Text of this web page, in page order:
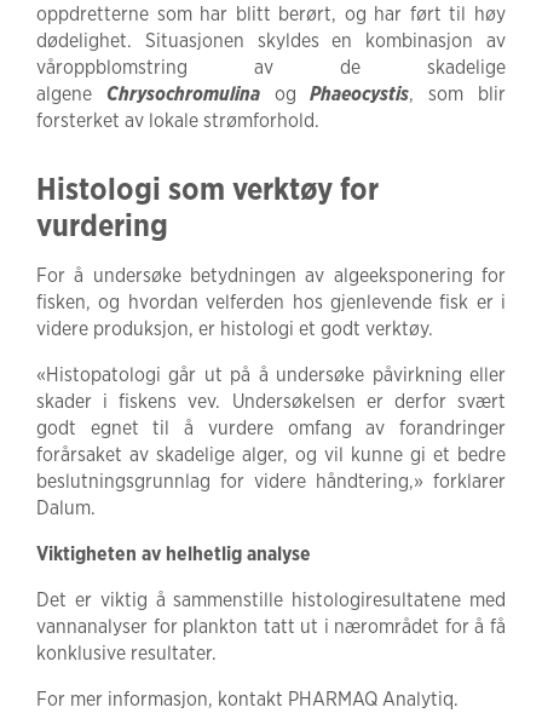
oppdretterne som har blitt berørt, og har ført til høy
dødelighet. Situasjonen skyldes en kombinasjon av
våroppblomstring av de skadelige
algene
ChrysochromulinaogPhaeocystis, som blir
forsterket av lokale strømforhold.
Histologi som verktøy for
vurdering
For å undersøke betydningen av algeeksponering for
fisken, og hvordan velferden hos gjenlevende fisk er i
videre produksjon, er histologi et godt verktøy.
«Histopatologi går ut på å undersøke påvirkning eller
skader i fiskens vev. Undersøkelsen er derfor svært
godt egnet til å vurdere omfang av forandringer
forårsaket av skadelige alger, og vil kunne gi et bedre
beslutningsgrunnlag for videre håndtering,» forklarer
Dalum.
Viktigheten av helhetlig analyse
Det er viktig å sammenstille histologiresultatene med
vannanalyser for plankton tatt ut i nærområdet for å få
konklusive resultater.
For mer informasjon, kontakt PHARMAQ Analytiq.